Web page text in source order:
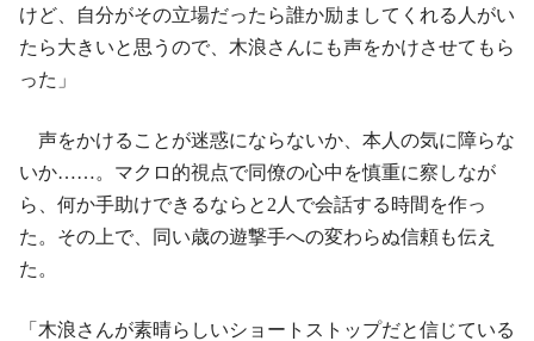
けど、自分がその立場だったら誰か励ましてくれる人がい
たら大きいと思うので、木浪さんにも声をかけさせてもら
った」
声をかけることが迷惑にならないか、本人の気に障らな
いか……。マクロ的視点で同僚の心中を慎重に察しなが
ら、何か手助けできるならと2人で会話する時間を作っ
た。その上で、同い歳の遊撃手への変わらぬ信頼も伝え
た。
「木浪さんが素晴らしいショートストップだと信じている